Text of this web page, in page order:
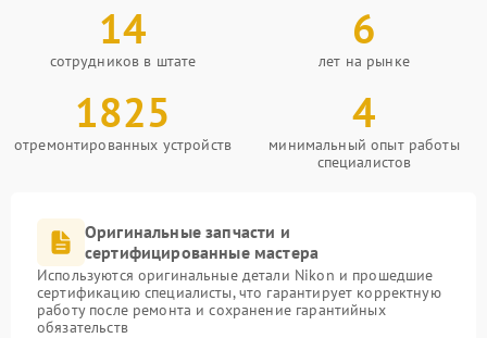
14
сотрудников в штате
6
лет на рынке
1825
отремонтированных устройств
4
минимальный опыт работы
специалистов
Оригинальные запчасти и
сертифицированные мастера
Используются оригинальные детали Nikon и прошедшие
сертификацию специалисты, что гарантирует корректную
работу после ремонта и сохранение гарантийных
обязательств